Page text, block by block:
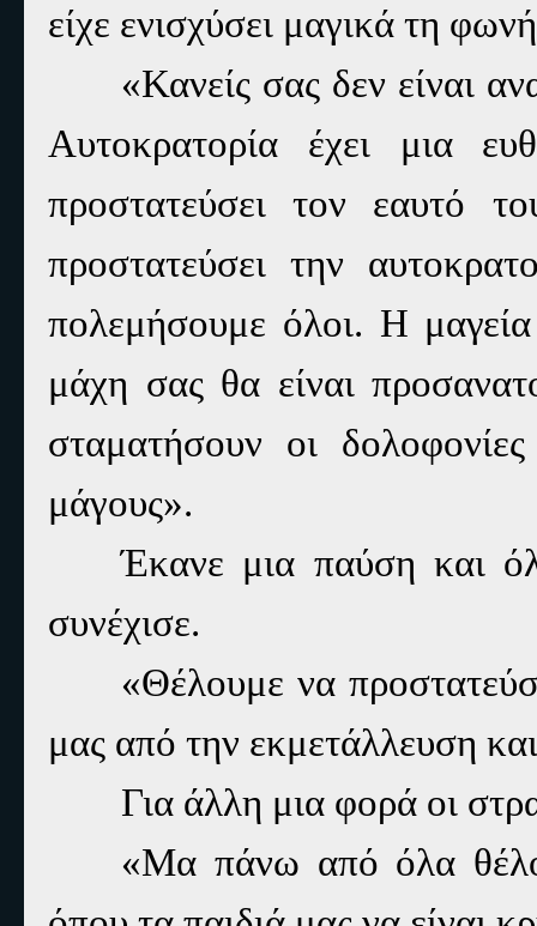
είχε ενισχύσει μαγικά τη
«Κανείς σας δεν είναι
Αυτοκρατορία έχει μια
προστατεύσει τον εαυτό
προστατεύσει την
πολεμήσουμε όλοι. Η
μάχη σας θα είναι
σταματήσουν οι
μάγους».
Έκανε μια παύση και
συνέχισε.
«Θέλουμε να
μας από την εκμετάλλευση
Για άλλη μια φορά οι
«Μα πάνω από όλα